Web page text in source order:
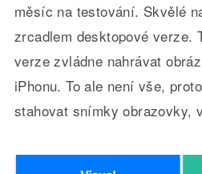
měsíc na testování. Skvělé
zrcadlem desktopové verze.
verze zvládne nahrávat
iPhonu. To ale není vše,
stahovat snímky obrazovky,